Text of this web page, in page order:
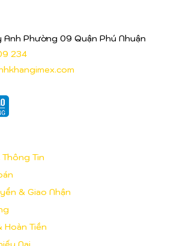
Anh Phường 09 Quận Phú Nhuận
234
Tin
& Giao Nhận
Hoàn Tiền